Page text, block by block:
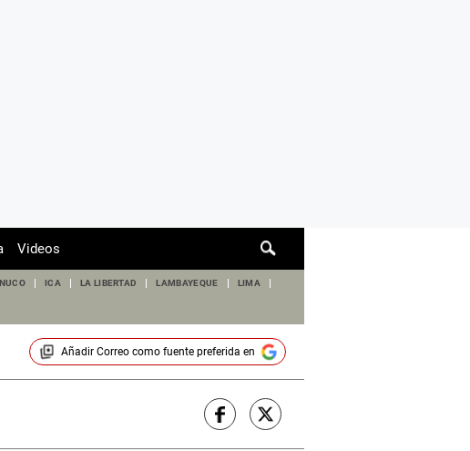
de
Videos
ICA LA LIBERTAD LAMBAYEQUE LIMA
Añadir Correocomo fuente preferida en